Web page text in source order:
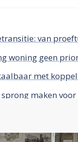
van
woning geen
met
maken